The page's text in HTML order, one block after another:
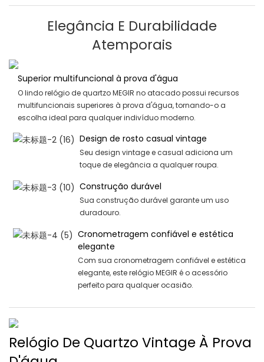
Elegância E Durabilidade
Atemporais
Superior multifuncional à prova d'água
O lindo relógio de quartzo MEGIR no atacado possui recursos
multifuncionais superiores à prova d'água, tornando-o a
escolha ideal para qualquer indivíduo moderno.
Design de rosto casual vintage
Seu design vintage e casual adiciona um
toque de elegância a qualquer roupa.
Construção durável
Sua construção durável garante um uso
duradouro.
Cronometragem confiável e estética
elegante
Com sua cronometragem confiável e estética
elegante, este relógio MEGIR é o acessório
perfeito para qualquer ocasião.
Relógio De Quartzo Vintage À Prova